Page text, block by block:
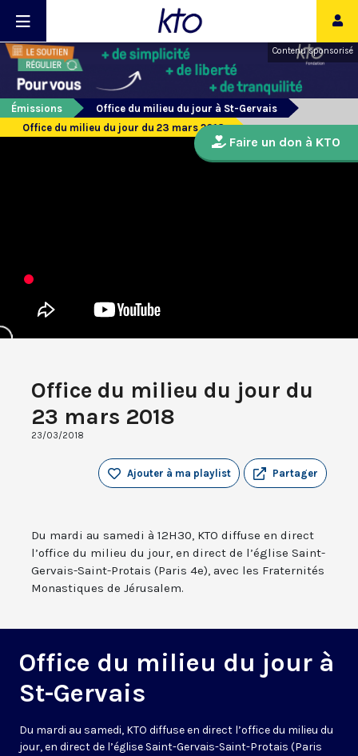
Contenu sponsorisé
Émissions
Office du milieu du jour à St-Gervais
Office du milieu du jour du 23 mars 2018
Office du milieu du jour du
23 mars 2018
23/03/2018
Partager
Ajouter à ma playlist
Du mardi au samedi à 12H30, KTO diffuse en direct
l’office du milieu du jour, en direct de l’église Saint-
Gervais-Saint-Protais (Paris 4e), avec les Fraternités
Monastiques de Jérusalem.
Office du milieu du jour à
St-Gervais
Du mardi au samedi, KTO diffuse en direct l’office du milieu du
jour, en direct de l’église Saint-Gervais-Saint-Protais (Paris
Faire un don à KTO